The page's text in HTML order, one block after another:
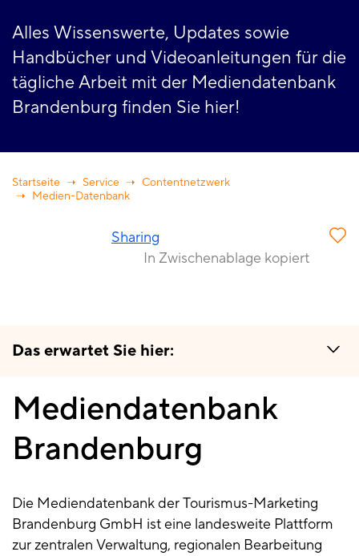
Alles Wissenswerte, Updates sowie
Handbücher und Videoanleitungen für die
tägliche Arbeit mit der Mediendatenbank
Brandenburg finden Sie hier!
Startseite Service
Contentnetzwerk
Medien-Datenbank
Sharing
In Zwischenablage kopiert
Das erwartet Sie hier:
Mediendatenbank
Brandenburg
Mediendatenbank
Brandenburg
Die Mediendatenbank der Tourismus-Marketing
Brandenburg GmbH ist eine landesweite Plattform
zur zentralen Verwaltung, regionalen Bearbeitung